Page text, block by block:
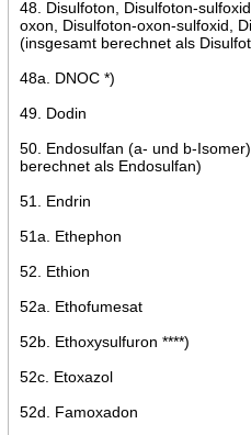
48. Disulfoton, Disulfoton-
oxon, Disulfoton-oxon-sulfoxid,
(insgesamt berechnet als
48a. DNOC *)
49. Dodin
50. Endosulfan (a- und b-
berechnet als Endosulfan)
51. Endrin
51a. Ethephon
52. Ethion
52a. Ethofumesat
52b. Ethoxysulfuron ****)
52c. Etoxazol
52d. Famoxadon